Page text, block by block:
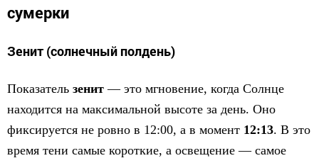
сумерки
Зенит (солнечный полдень)
Показатель зенит — это мгновение, когда Солнце
находится на максимальной высоте за день. Оно
фиксируется не ровно в 12:00, а в момент 12:13. В это
время тени самые короткие, а освещение — самое